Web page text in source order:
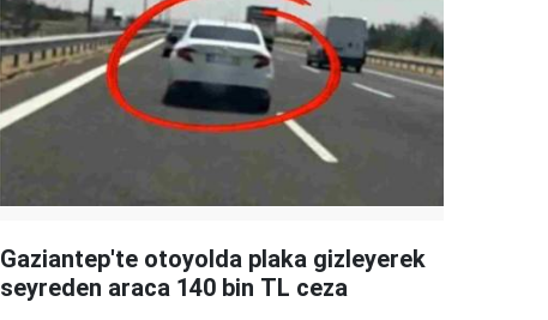
Gaziantep'te otoyolda plaka gizleyerek
seyreden araca 140 bin TL ceza